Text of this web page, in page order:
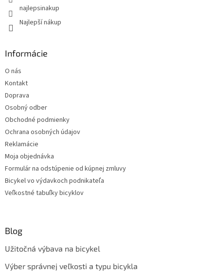
najlepsinakup
Najlepší nákup
Informácie
O nás
Kontakt
Doprava
Osobný odber
Obchodné podmienky
Ochrana osobných údajov
Reklamácie
Moja objednávka
Formulár na odstúpenie od kúpnej zmluvy
Bicykel vo výdavkoch podnikateľa
Veľkostné tabuľky bicyklov
Blog
Užitočná výbava na bicykel
Výber správnej veľkosti a typu bicykla